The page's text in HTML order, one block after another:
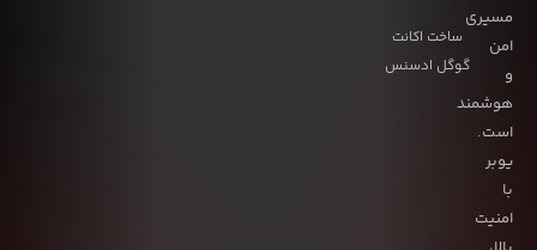
مسیری
امن
هوشمند
است.
یوبر
امنیت
ساخت اکانت
گوگل ادسنس